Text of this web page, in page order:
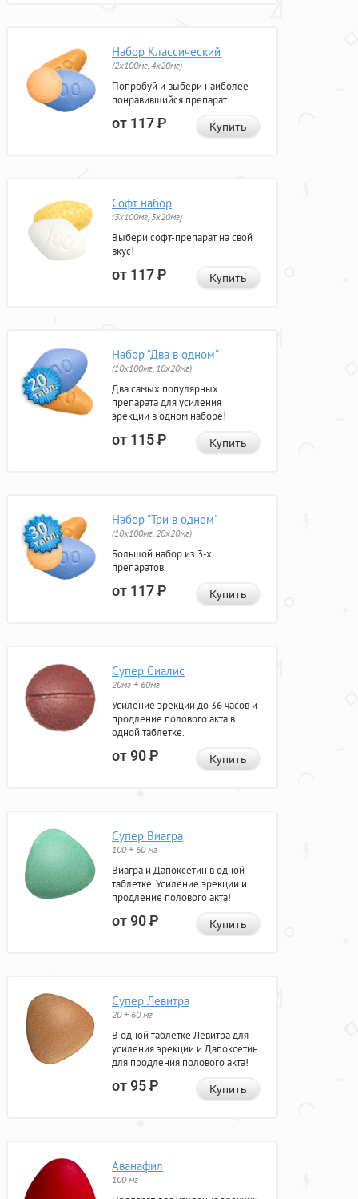
Набор Классический
(2x100мг, 4x20мг)
Попробуй и выбери наиболее
понравившийся препарат.
от 117Р Купить
Софт набор
(3x100мг, 3x20мг)
Выбери софт-препарат на свой
вкус!
от 117Р Купить
Набор "Два в одном"
(10x100мг, 10x20мг)
Два самых популярных
препарата для усиления
эрекции в одном наборе!
от 115Р Купить
Набор "Три в одном"
(10x100мг, 20x20мг)
Большой набор из 3-х
препаратов.
от 117Р Купить
Супер Сиалис
20мг + 60мг
Усиление эрекции до 36 часов и
продление полового акта в
одной таблетке.
от 90Р Купить
Супер Виагра
100 + 60 мг
Виагра и Дапоксетин в одной
таблетке. Усиление эрекции и
продление полового акта!
от 90Р Купить
Супер Левитра
20 + 60 мг
В одной таблетке Левитра для
усиления эрекции и Дапоксетин
для продления полового акта!
от 95Р Купить
Аванафил
100 мг